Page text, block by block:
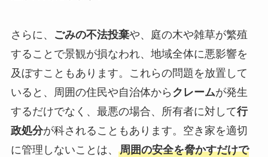
さらに、 ごみの不法投棄や、庭の木や雑草が繁殖
することで景観が損なわれ、地域全体に悪影響を
及ぼすこともあります。これらの問題を放置して
いると、周囲の住民や自治体から クレームが発生
するだけでなく、最悪の場合、所有者に対して行
政処分が科されることもあります。空き家を適切
に管理しないことは、 周囲の安全を脅かすだけで